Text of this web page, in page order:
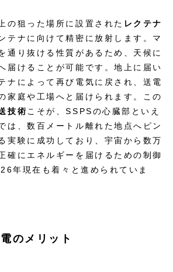
の狙った場所に設置された レクテナ
テナに向けて精密に放射します。マ
通り抜ける性質があるため、天候に
届けることが可能です。地上に届い
ナによって再び電気に戻され、送電
家庭や工場へと届けられます。この
技術こそが、SSPSの心臓部といえ
は、数百メートル離れた地点へピン
実験に成功しており、宇宙から数万
確にエネルギーを届けるための制御
年現在も着々と進められていま
のメリット